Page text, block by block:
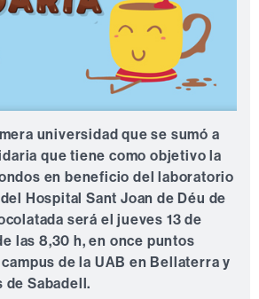
universidad que se sumó a
que tiene como objetivo la
en beneficio del laboratorio
Hospital Sant Joan de Déu de
será el jueves 13 de
las 8,30 h, en once puntos
de la UAB en Bellaterra y
de Sabadell.